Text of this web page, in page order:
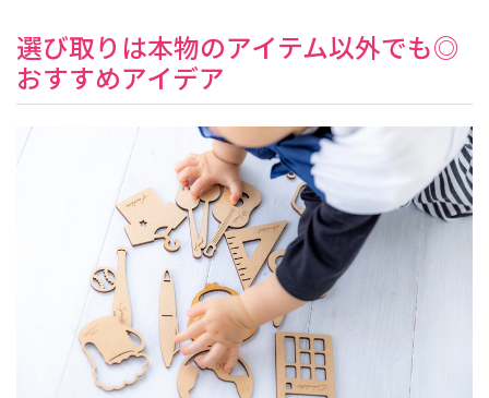
選び取りは本物のアイテム以外でも◎
おすすめアイデア